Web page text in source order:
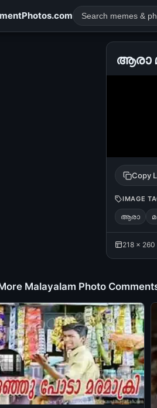
tamil comedy
ആരാ
Copy
IMAGE
ആരാ
218 × 260
Malayalam Photo